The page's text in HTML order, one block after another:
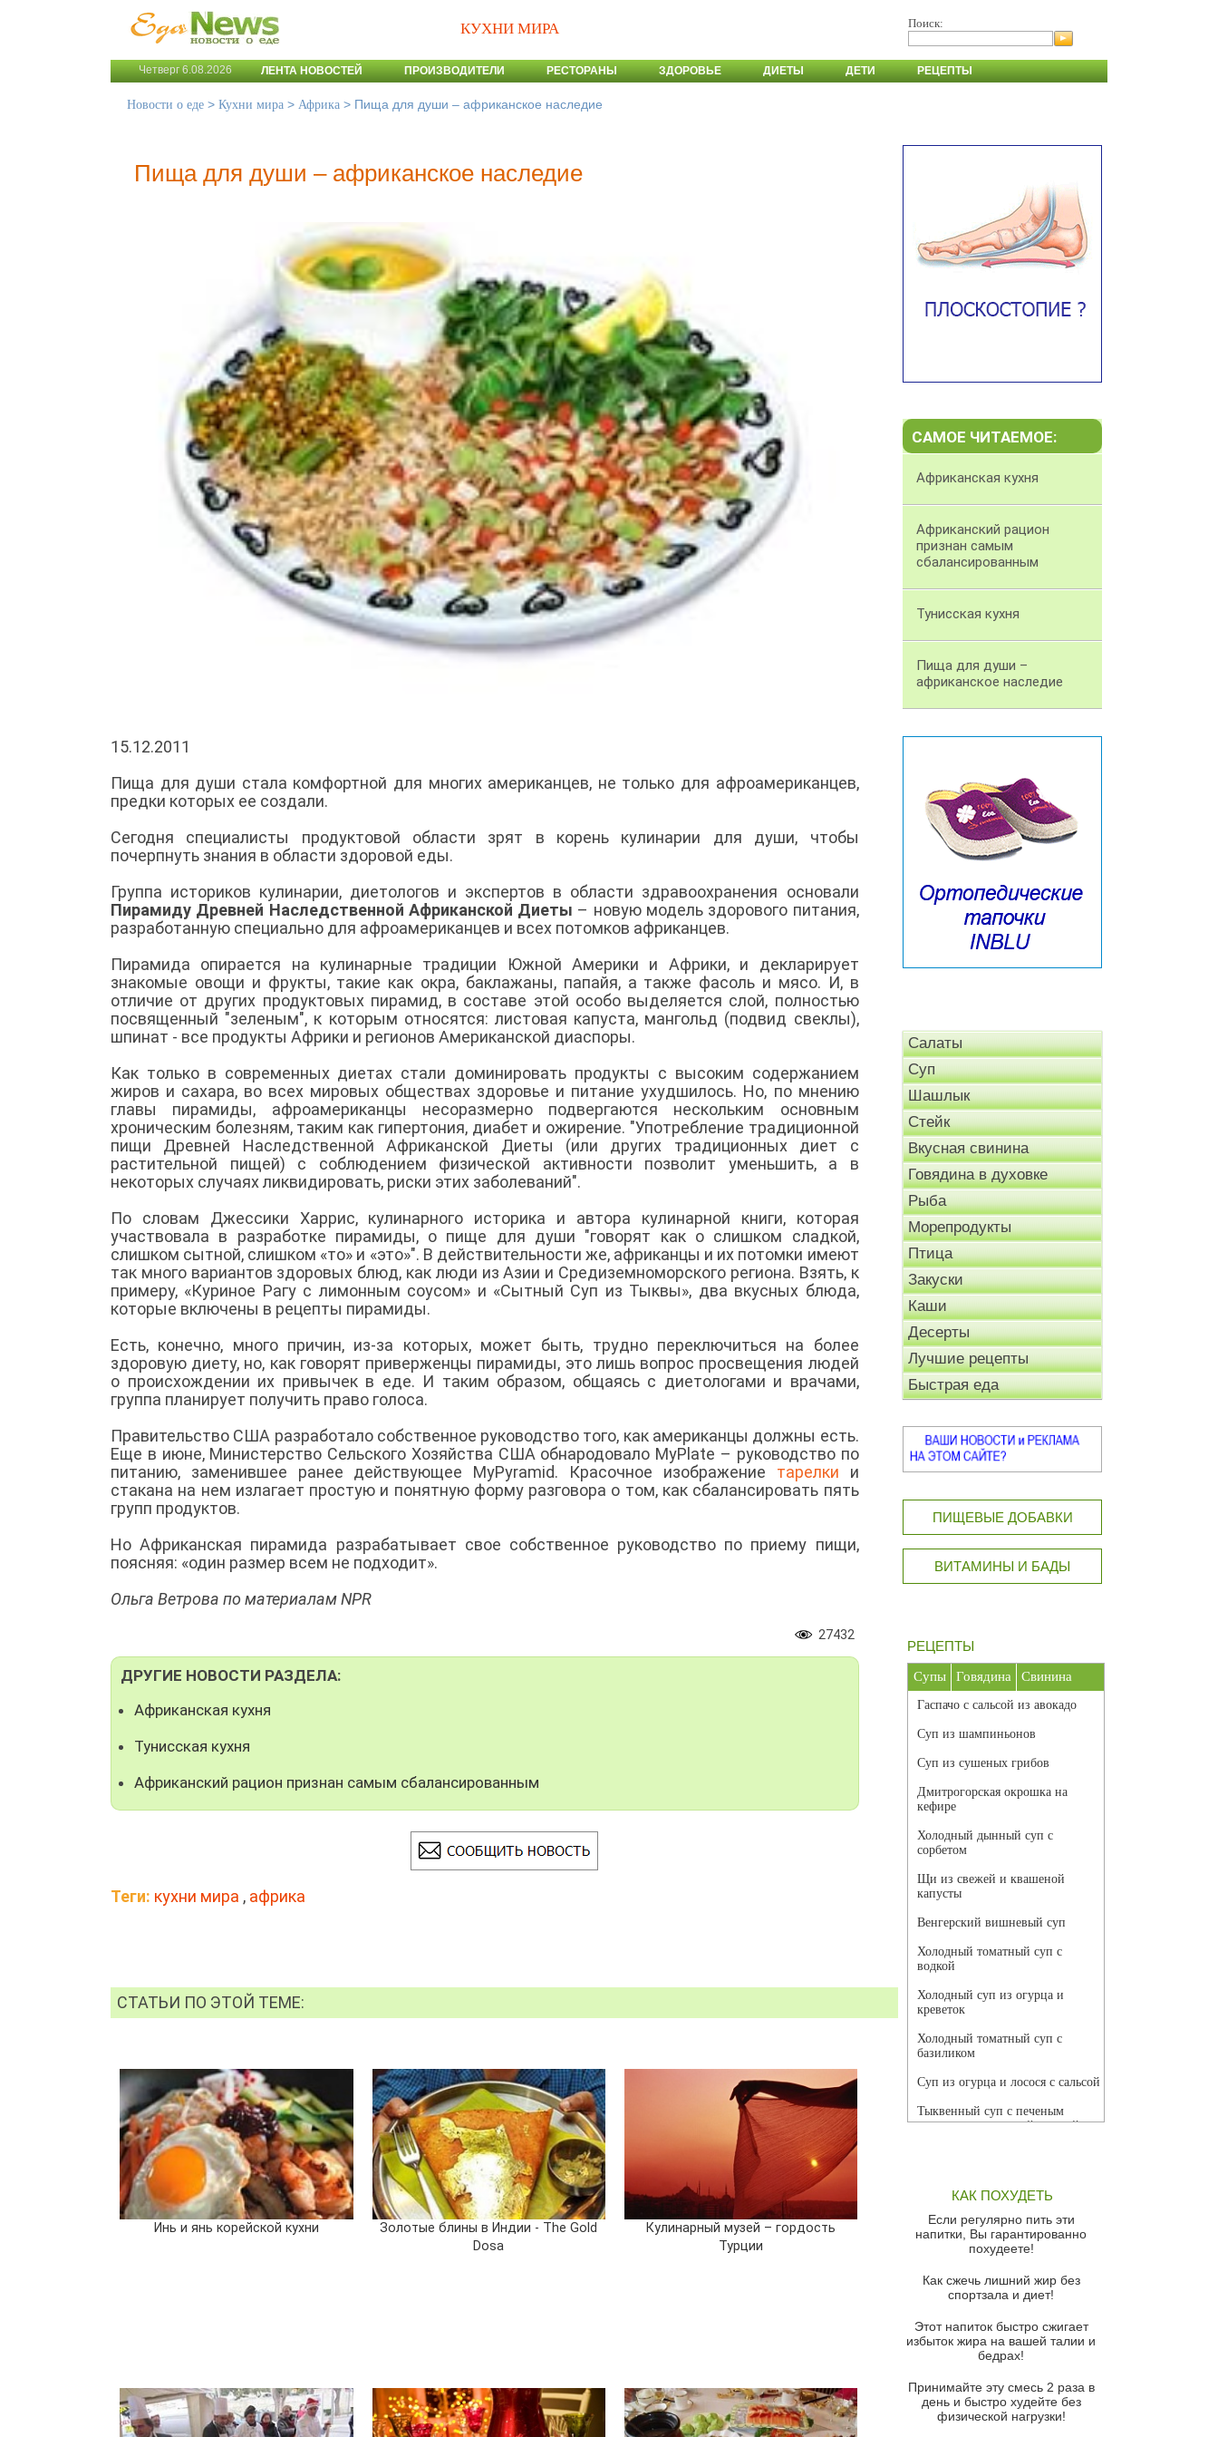
КУХНИ МИРА Поиск:
Четверг 6.08.2026 ЛЕНТА НОВОСТЕЙ ПРОИЗВОДИТЕЛИ РЕСТОРАНЫ ЗДОРОВЬЕ ДИЕТЫ ДЕТИ РЕЦЕПТЫ
Новости о еде > Кухни мира > Африка > Пища для души – африканское наследие
Пища для души – африканское наследие
15.12.2011
Пища для души стала комфортной для многих американцев, не только для афроамериканцев,
предки которых ее создали.
Сегодня специалисты продуктовой области зрят в корень кулинарии для души, чтобы
почерпнуть знания в области здоровой еды.
Группа историков кулинарии, диетологов и экспертов в области здравоохранения основали
Пирамиду Древней Наследственной Африканской Диеты – новую модель здорового питания,
разработанную специально для афроамериканцев и всех потомков африканцев.
Пирамида опирается на кулинарные традиции Южной Америки и Африки, и декларирует
знакомые овощи и фрукты, такие как окра, баклажаны, папайя, а также фасоль и мясо. И, в
отличие от других продуктовых пирамид, в составе этой особо выделяется слой, полностью
посвященный "зеленым", к которым относятся: листовая капуста, мангольд (подвид свеклы),
шпинат - все продукты Африки и регионов Американской диаспоры.
Как только в современных диетах стали доминировать продукты с высоким содержанием
жиров и сахара, во всех мировых обществах здоровье и питание ухудшилось. Но, по мнению
главы пирамиды, афроамериканцы несоразмерно подвергаются нескольким основным
хроническим болезням, таким как гипертония, диабет и ожирение. "Употребление традиционной
пищи Древней Наследственной Африканской Диеты (или других традиционных диет с
растительной пищей) с соблюдением физической активности позволит уменьшить, а в
некоторых случаях ликвидировать, риски этих заболеваний".
По словам Джессики Харрис, кулинарного историка и автора кулинарной книги, которая
участвовала в разработке пирамиды, о пище для души "говорят как о слишком сладкой,
слишком сытной, слишком «то» и «это»". В действительности же, африканцы и их потомки имеют
так много вариантов здоровых блюд, как люди из Азии и Средиземноморского региона. Взять, к
примеру, «Куриное Рагу с лимонным соусом» и «Сытный Суп из Тыквы», два вкусных блюда,
которые включены в рецепты пирамиды.
Есть, конечно, много причин, из-за которых, может быть, трудно переключиться на более
здоровую диету, но, как говорят приверженцы пирамиды, это лишь вопрос просвещения людей
о происхождении их привычек в еде. И таким образом, общаясь с диетологами и врачами,
группа планирует получить право голоса.
Правительство США разработало собственное руководство того, как американцы должны есть.
Еще в июне, Министерство Сельского Хозяйства США обнародовало MyPlate – руководство по
питанию, заменившее ранее действующее MyPyramid. Красочное изображение тарелки и
стакана на нем излагает простую и понятную форму разговора о том, как сбалансировать пять
групп продуктов.
Но Африканская пирамида разрабатывает свое собственное руководство по приему пищи,
поясняя: «один размер всем не подходит».
Ольга Ветрова по материалам NPR
27432
ДРУГИЕ НОВОСТИ РАЗДЕЛА:
Африканская кухня
Тунисская кухня
Африканский рацион признан самым сбалансированным
Теги: кухни мира , африка
СТАТЬИ ПО ЭТОЙ ТЕМЕ:
Инь и янь корейской кухни
Золотые блины в Индии - The Gold
Dosa
Кулинарный музей – гордость
Турции
САМОЕ ЧИТАЕМОЕ:
Африканская кухня
Африканский рацион
признан самым
сбалансированным
Тунисская кухня
Пища для души –
африканское наследие
Салаты
Суп
Шашлык
Стейк
Вкусная свинина
Говядина в духовке
Рыба
Морепродукты
Птица
Закуски
Каши
Десерты
Лучшие рецепты
Быстрая еда
ПИЩЕВЫЕ ДОБАВКИ
ВИТАМИНЫ И БАДЫ
РЕЦЕПТЫ
Супы Говядина Свинина
Гаспачо с сальсой из авокадо
Суп из шампиньонов
Суп из сушеных грибов
Дмитрогорская окрошка на
кефире
Холодный дынный суп с
сорбетом
Щи из свежей и квашеной
капусты
Венгерский вишневый суп
Холодный томатный суп с
водкой
Холодный суп из огурца и
креветок
Холодный томатный суп с
базиликом
Суп из огурца и лосося с сальсой
Тыквенный суп с печеным
чесноком и томатной сальсой
красного перца
Парижский луковый суп
Суп из спаржи и горошка с
Суп-крем из цветной капусты
Французский луковый суп
Суп из баклажанов с моцареллой
Грибной крем-суп с кростини с
козьим сыром
КАК ПОХУДЕТЬ
Если регулярно пить эти
напитки, Вы гарантированно
похудеете!
Как сжечь лишний жир без
спортзала и диет!
Этот напиток быстро сжигает
избыток жира на вашей талии и
бедрах!
Принимайте эту смесь 2 раза в
день и быстро худейте без
физической нагрузки!